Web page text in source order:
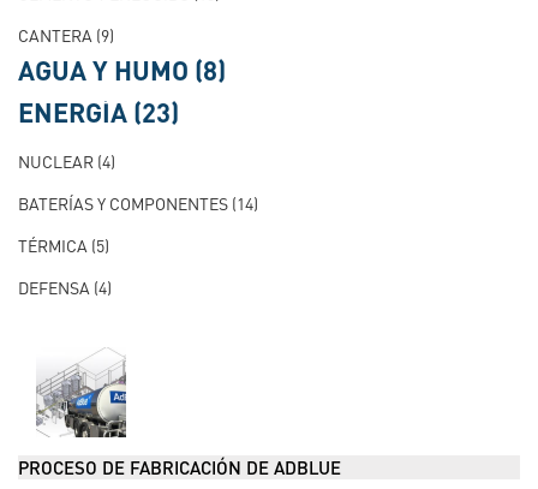
CANTERA (9)
AGUA Y HUMO (8)
ENERGÍA (23)
NUCLEAR (4)
BATERÍAS Y COMPONENTES (14)
TÉRMICA (5)
DEFENSA (4)
PROCESO DE FABRICACIÓN DE ADBLUE